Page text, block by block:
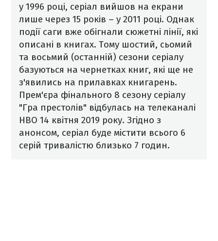
у 1996 році, серіал вийшов на екрани
лише через 15 років – у 2011 році. Однак
події саги вже обігнали сюжетні лінії, які
описані в книгах. Тому шостий, сьомий
та восьмий (останній) сезони серіалу
базуються на чернетках книг, які ще не
з'явились на прилавках книгарень.
Прем'єра фінального 8 сезону серіалу
"Гра престолів" відбулась на телеканалі
HBO 14 квітня 2019 року. Згідно з
анонсом, серіал буде містити всього 6
серій тривалістю близько 7 годин.